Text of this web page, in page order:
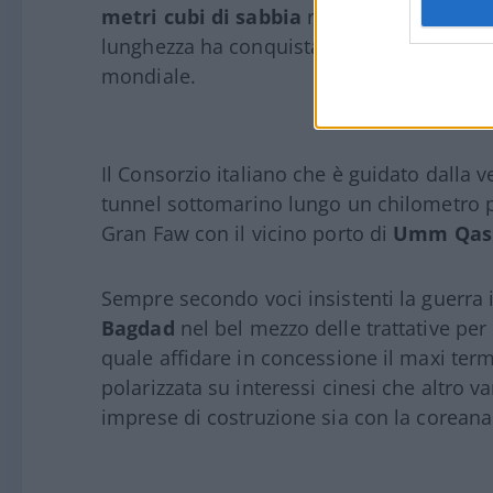
metri cubi di sabbia rimossi dai fondali,
lunghezza ha conquistato a oggi, con i
mondiale.
Il Consorzio italiano che è guidato dalla
tunnel sottomarino lungo un chilometro
Gran Faw con il vicino porto di Umm
Sempre secondo voci insistenti la guerra
Bagdad nel bel mezzo delle trattative
quale affidare in concessione il maxi
polarizzata su interessi cinesi che altro
imprese di costruzione sia con la